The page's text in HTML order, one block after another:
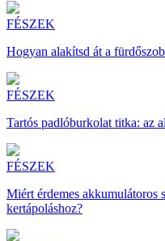
FÉSZEK
Hogyan alakítsd át a
FÉSZEK
Tartós padlóburkolat titka: az
FÉSZEK
Miért érdemes akkumulátoros
kertápoláshoz?